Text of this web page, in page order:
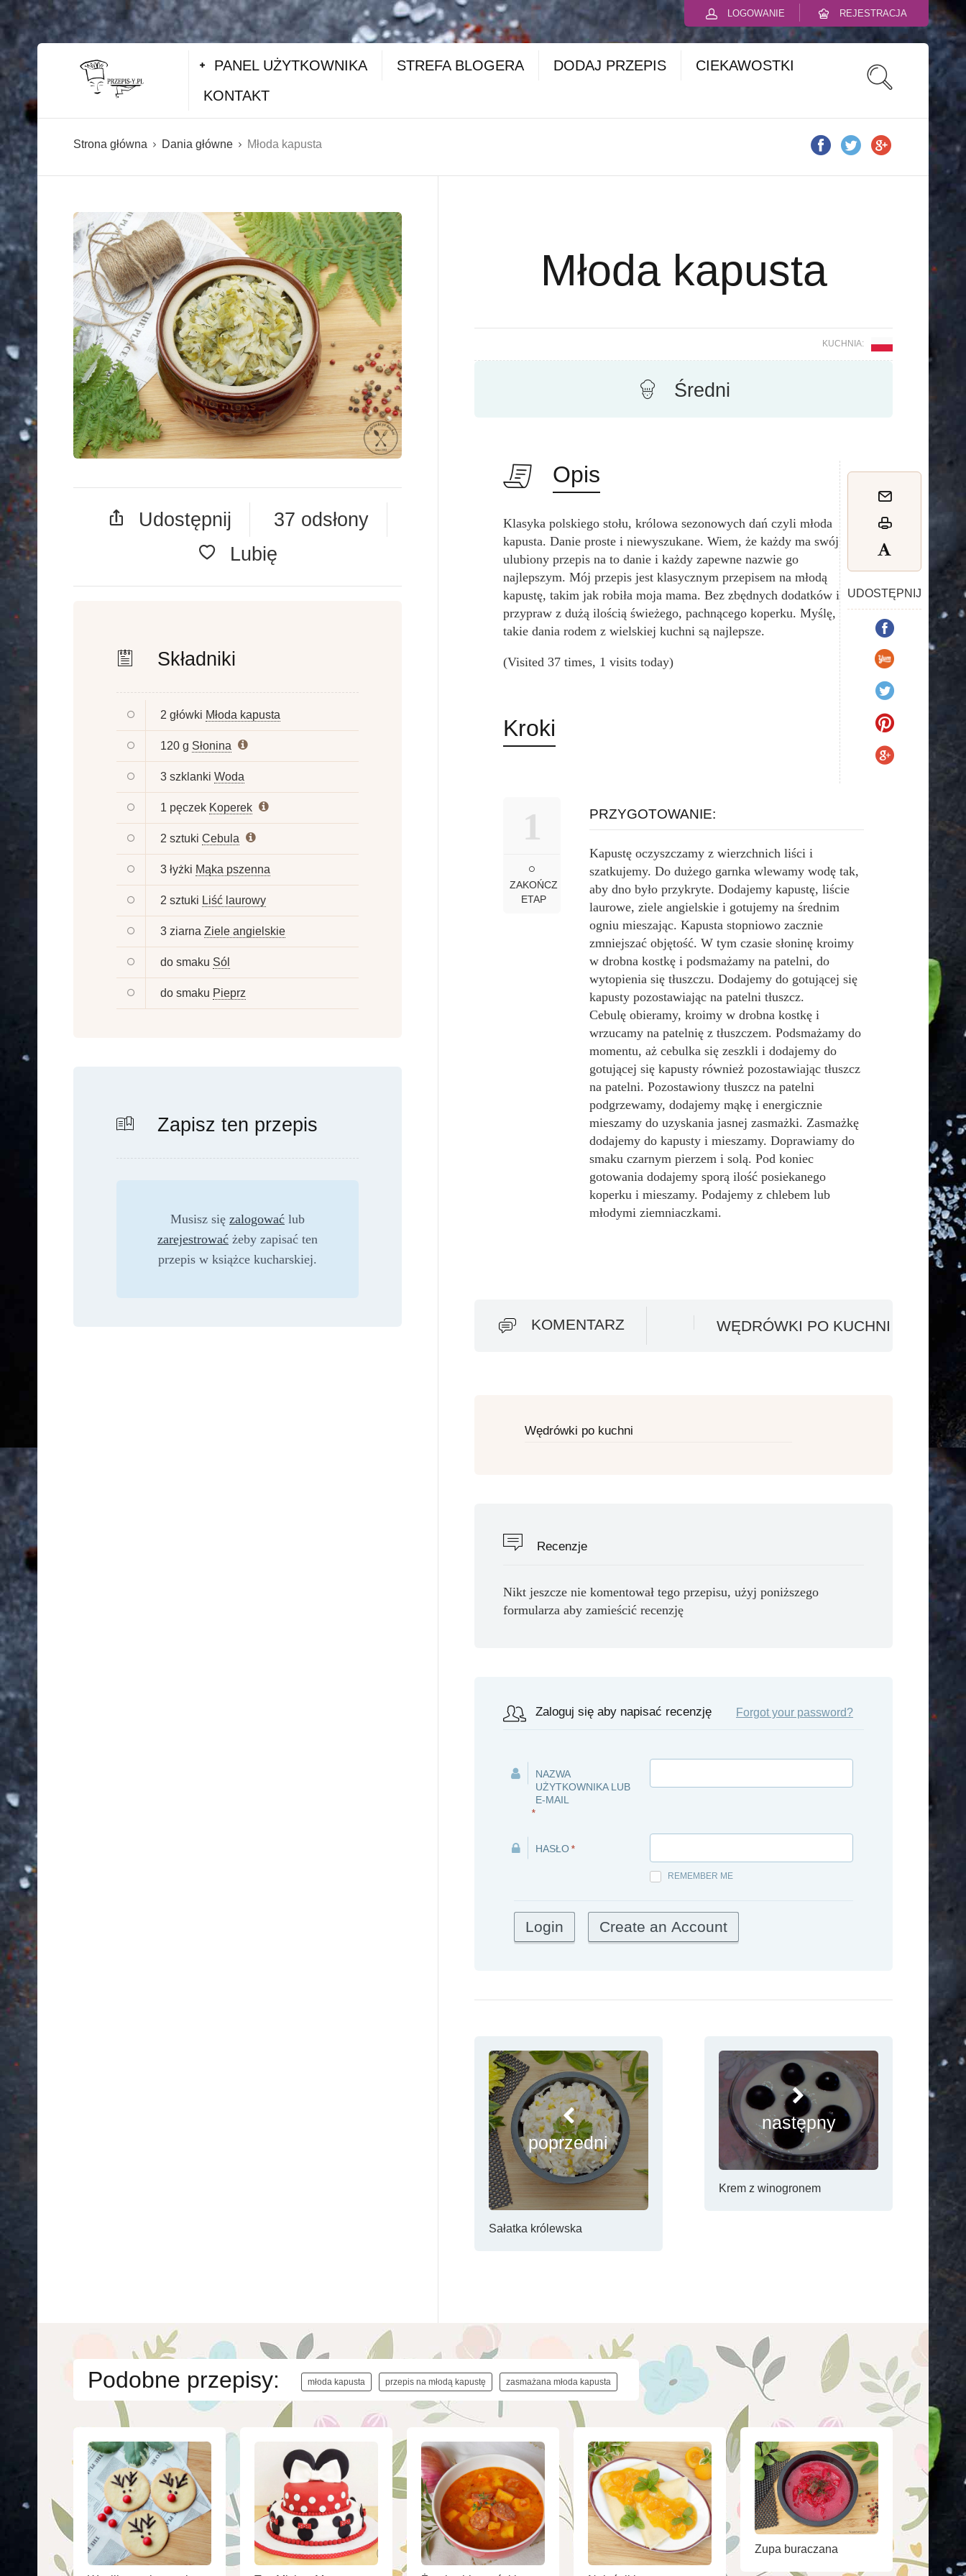
LOGOWANIE REJESTRACJA
PANEL UŻYTKOWNIKA STREFA BLOGERA DODAJ PRZEPIS
CIEKAWOSTKI
KONTAKT
Strona główna Dania główne Młoda kapusta
Udostępnij
37 odsłony
Lubię
Składniki
2 główki Młoda kapusta
120 g Słonina
3 szklanki Woda
1 pęczek Koperek
2 sztuki Cebula
3 łyżki Mąka pszenna
2 sztuki Liść laurowy
3 ziarna Ziele angielskie
do smaku Sól
do smaku Pieprz
Zapisz ten przepis
Musisz się zalogować lub
zarejestrować żeby zapisać ten
przepis w książce kucharskiej.
Młoda kapusta
KUCHNIA:
Średni
Opis
UDOSTĘPNIJ
Klasyka polskiego stołu, królowa sezonowych dań czyli młoda
kapusta. Danie proste i niewyszukane. Wiem, że każdy ma swój
ulubiony przepis na to danie i każdy zapewne nazwie go
najlepszym. Mój przepis jest klasycznym przepisem na młodą
kapustę, takim jak robiła moja mama. Bez zbędnych dodatków i
przypraw z dużą ilością świeżego, pachnącego koperku. Myślę, że
takie dania rodem z wielskiej kuchni są najlepsze.
(Visited 37 times, 1 visits today)
Kroki
1
ZAKOŃCZ
ETAP
PRZYGOTOWANIE:
Kapustę oczyszczamy z wierzchnich liści i
szatkujemy. Do dużego garnka wlewamy wodę tak,
aby dno było przykryte. Dodajemy kapustę, liście
laurowe, ziele angielskie i gotujemy na średnim
ogniu mieszając. Kapusta stopniowo zacznie
zmniejszać objętość. W tym czasie słoninę kroimy
w drobna kostkę i podsmażamy na patelni, do
wytopienia się tłuszczu. Dodajemy do gotującej się
kapusty pozostawiając na patelni tłuszcz.
Cebulę obieramy, kroimy w drobna kostkę i
wrzucamy na patelnię z tłuszczem. Podsmażamy do
momentu, aż cebulka się zeszkli i dodajemy do
gotującej się kapusty również pozostawiając tłuszcz
na patelni. Pozostawiony tłuszcz na patelni
podgrzewamy, dodajemy mąkę i energicznie
mieszamy do uzyskania jasnej zasmażki. Zasmażkę
dodajemy do kapusty i mieszamy. Doprawiamy do
smaku czarnym pierzem i solą. Pod koniec
gotowania dodajemy sporą ilość posiekanego
koperku i mieszamy. Podajemy z chlebem lub
młodymi ziemniaczkami.
KOMENTARZ WĘDRÓWKI PO KUCHNI
Wędrówki po kuchni
Recenzje
Nikt jeszcze nie komentował tego przepisu, użyj poniższego
formularza aby zamieścić recenzję
Zaloguj się aby napisać recenzję Forgot your password?
NAZWA
UŻYTKOWNIKA LUB
E-MAIL
*
HASŁO *
REMEMBER ME
poprzedni
Sałatka królewska
następny
Krem z winogronem
Podobne przepisy: młoda kapusta przepis na młodą kapustę zasmażana młoda kapusta
Zupa buraczana